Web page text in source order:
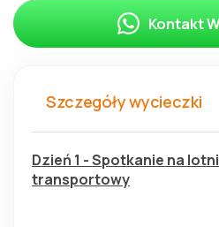
Szczegóły wycieczki
Dzień 1 - Spotkanie na
transportowy
Kontakt